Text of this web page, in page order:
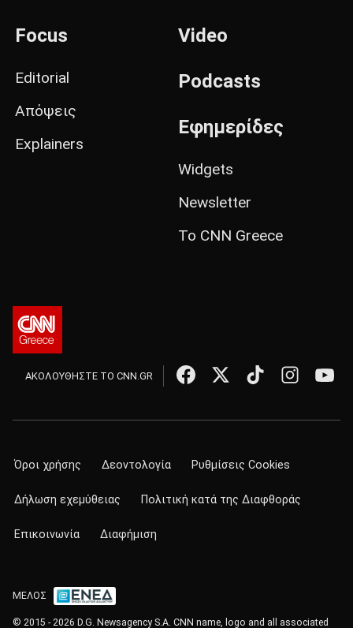
Focus
Editorial
Απόψεις
Explainers
Video
Podcasts
Εφημερίδες
Widgets
Newsletter
Το CNN Greece
ΑΚΟΛΟΥΘΗΣΤΕ ΤΟ CNN.GR
Όροι χρήσης Δεοντολογία Ρυθμίσεις Cookies
Δήλωση εχεμύθειας Πολιτική κατά της Διαφθοράς
Επικοινωνία Διαφήμιση
ΜΕΛΟΣ
© 2015 - 2026 D.G. Newsagency S.A. CNN name, logo and all associated